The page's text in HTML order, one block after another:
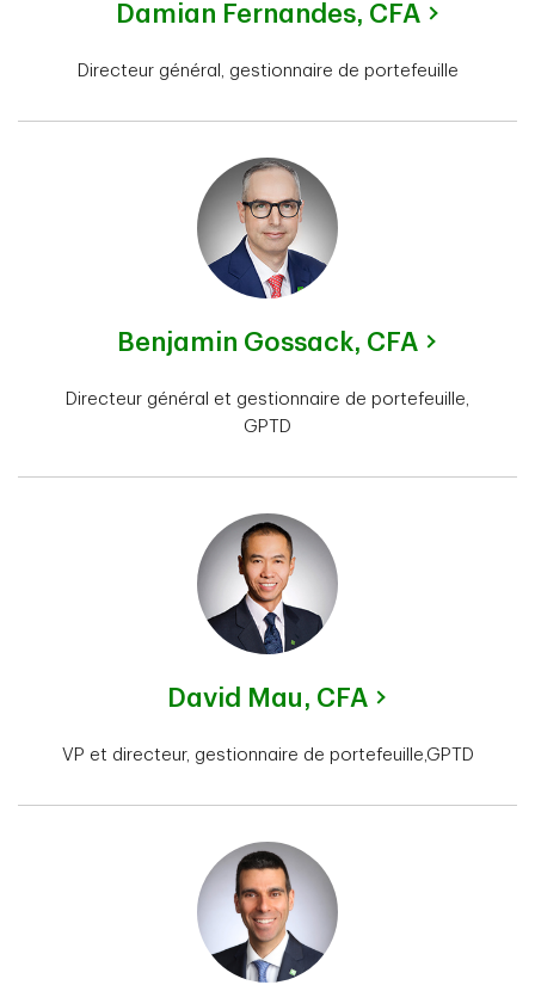
Damian Fernandes, CFA
Directeur général, gestionnaire de portefeuille
Benjamin Gossack, CFA
Directeur général et gestionnaire de portefeuille,
GPTD
David Mau, CFA
VP et directeur, gestionnaire de portefeuille,GPTD